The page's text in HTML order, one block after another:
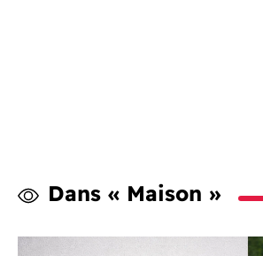
Dans « Maison »